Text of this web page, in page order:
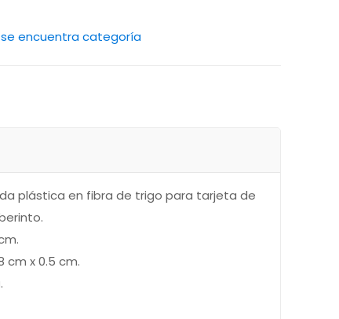
se encuentra categoría
plástica en fibra de trigo para tarjeta de
cm x 0.5 cm.